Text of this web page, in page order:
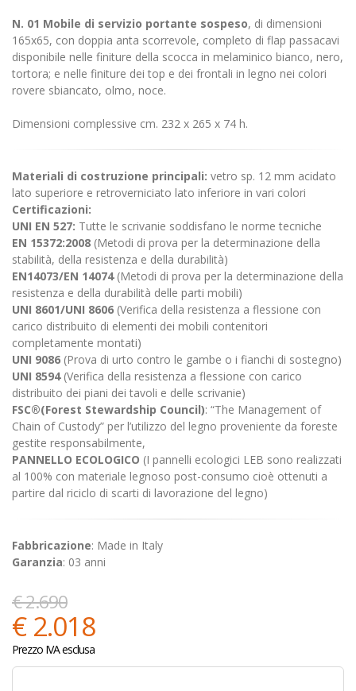
N. 01 Mobile di servizio portante sospeso, di dimensioni
165x65, con doppia anta scorrevole, completo di flap passacavi
disponibile nelle finiture della scocca in melaminico bianco, nero,
tortora; e nelle finiture dei top e dei frontali in legno nei colori
rovere sbiancato, olmo, noce.
Dimensioni complessive cm. 232 x 265 x 74 h.
Materiali di costruzione principali: vetro sp. 12 mm acidato
lato superiore e retroverniciato lato inferiore in vari colori
Certificazioni:
UNI EN 527: Tutte le scrivanie soddisfano le norme tecniche
EN 15372:2008 (Metodi di prova per la determinazione della
stabilità, della resistenza e della durabilità)
EN14073/EN 14074(Metodi di prova per la determinazione della
resistenza e della durabilità delle parti mobili)
UNI 8601/UNI 8606 (Verifica della resistenza a flessione con
carico distribuito di elementi dei mobili contenitori
completamente montati)
UNI 9086 (Prova di urto contro le gambe o i fianchi di sostegno)
UNI 8594(Verifica della resistenza a flessione con carico
distribuito dei piani dei tavoli e delle scrivanie)
FSC®(Forest Stewardship Council): “The Management of
Chain of Custody” per l’utilizzo del legno proveniente da foreste
gestite responsabilmente,
PANNELLO ECOLOGICO (I pannelli ecologici LEB sono realizzati
al 100% con materiale legnoso post-consumo cioè ottenuti a
partire dal riciclo di scarti di lavorazione del legno)
Fabbricazione: Made in Italy
Garanzia: 03 anni
€ 2.690
€ 2.018
Prezzo IVA esclusa